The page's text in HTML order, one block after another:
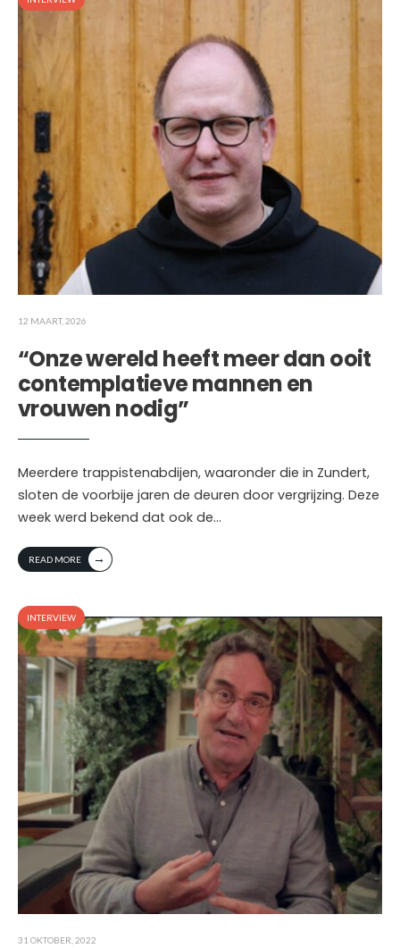
12 MAART, 2026
“Onze wereld heeft meer dan ooit
contemplatieve mannen en
vrouwen nodig”
Meerdere trappistenabdijen, waaronder die in Zundert,
sloten de voorbije jaren de deuren door vergrijzing. Deze
week werd bekend dat ook de...
READ MORE →
INTERVIEW
31 OKTOBER, 2022